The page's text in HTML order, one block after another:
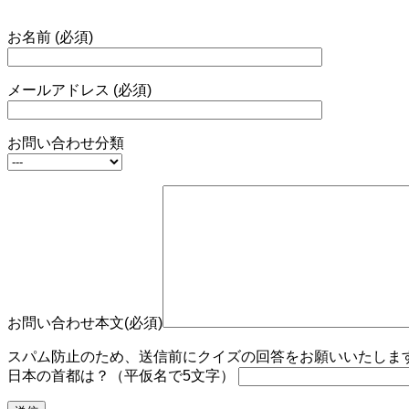
お名前 (必須)
メールアドレス (必須)
お問い合わせ分類
お問い合わせ本文(必須)
スパム防止のため、送信前にクイズの回答をお願いいたしま
日本の首都は？（平仮名で5文字）